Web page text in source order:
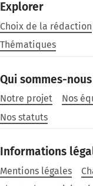
Explorer
Choix de la rédaction
Thématiques
Qui sommes-
Notre projet Nos
Nos statuts
Informations
Mentions légales